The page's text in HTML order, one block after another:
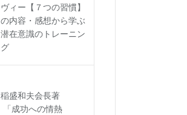
ヴィー【７つの習慣】
の内容・感想から学ぶ
潜在意識のトレーニン
グ
稲盛和夫会長著
「成功への情熱